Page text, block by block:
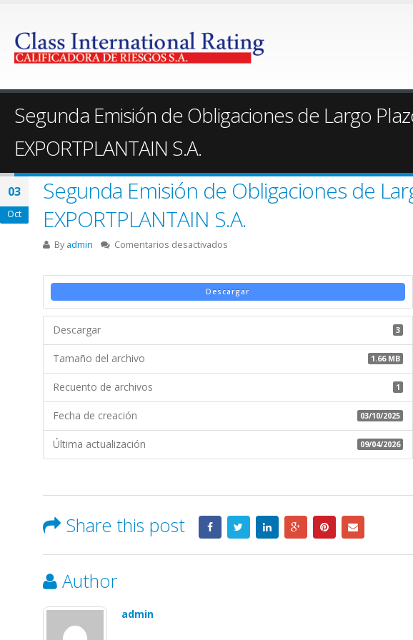
Segunda Emisión de Obligaciones de Largo
EXPORTPLANTAIN S.A.
03
Oct
Segunda Emisión de Obligaciones de
EXPORTPLANTAIN S.A.
By admin Comentarios desactivados
Emisión
de
Obligaciones
/
DEL
Descargar
Descargar 3
Tamaño del archivo 1.66 MB
Recuento de archivos 1
Fecha de creación 03/10/2025
Última actualización 09/04/2026
Share this post
Author
admin